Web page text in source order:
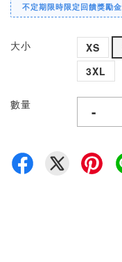
不定期限時限定回饋獎勵金
大小 XS
3XL
數量 -